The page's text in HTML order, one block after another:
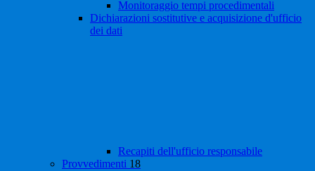
Monitoraggio tempi procedimentali
Dichiarazioni sostitutive e acquisizione d'ufficio
dei dati
Recapiti dell'ufficio responsabile
Provvedimenti 18